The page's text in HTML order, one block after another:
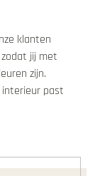
klanten
jij met
zijn.
interieur past